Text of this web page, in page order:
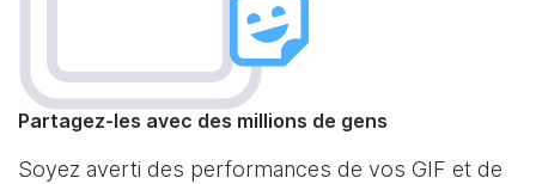
Partagez-les avec des millions de gens
Soyez averti des performances de vos GIF et de